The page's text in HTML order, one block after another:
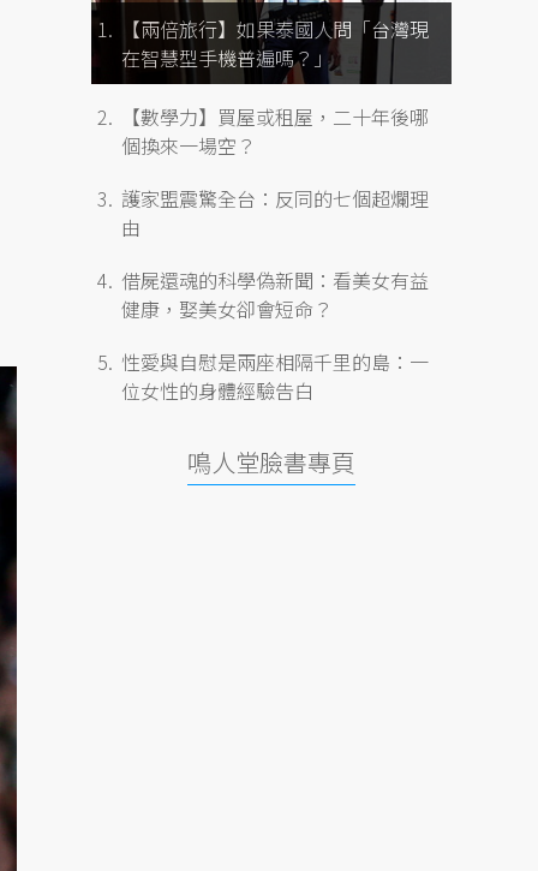
【兩倍旅行】如果泰國人問「台灣現
在智慧型手機普遍嗎？」
【數學力】買屋或租屋，二十年後哪
個換來一場空？
護家盟震驚全台：反同的七個超爛理
由
借屍還魂的科學偽新聞：看美女有益
健康，娶美女卻會短命？
性愛與自慰是兩座相隔千里的島：一
位女性的身體經驗告白
鳴人堂臉書專頁